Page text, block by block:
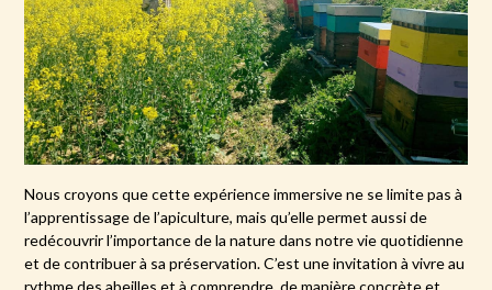
Nous croyons que cette expérience immersive ne se limite pas à
l’apprentissage de l’apiculture, mais qu’elle permet aussi de
redécouvrir l’importance de la nature dans notre vie quotidienne
et de contribuer à sa préservation. C’est une invitation à vivre au